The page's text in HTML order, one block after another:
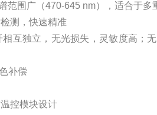
范围广（470-645 nm），适合于多
测，快速精准
互独立，无光损失，灵敏度高；
补偿
控模块设计